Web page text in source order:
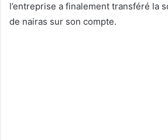
l’entreprise a finalement transféré la
de nairas sur son compte.